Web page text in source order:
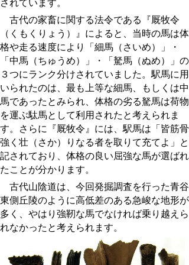
されています。
古代の家畜に関する法令である『厩牧令
（くもくりょう）』によると、当時の馬は体
格や走る速度により「細馬（さいめ）」・
「中馬（ちゅうめ）」・「駑馬（ぬめ）」の
３つにランク分けされていました。駅馬に用
いられたのは、最も上等な細馬、もしくは中
馬であったとみられ、体格の劣る駑馬は荷物
を運ぶ駄馬として利用されたと考えられま
す。さらに『厩牧令』には、駅馬は「皆筋骨
強く壮（さか）りなる者を取りて充てよ」と
記されており、体格の良い屈強な馬が選ばれ
たことが分かります。
古代山陰道は、今回発掘調査を行った青谷
東側丘陵のように高低差のある急峻な地形が
多く、やはり強靭な馬でなければ乗り越えら
れなかったと考えられます。